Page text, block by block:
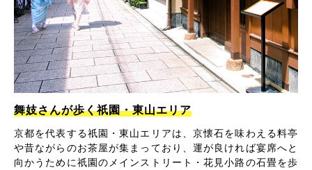
舞妓さんが歩く祇園・東山エリア
京都を代表する祇園・東山エリアは、京懐石を味わえる料亭
や昔ながらのお茶屋が集まっており、運が良ければ宴席へと
向かうために祇園のメインストリート・花見小路の石畳を歩